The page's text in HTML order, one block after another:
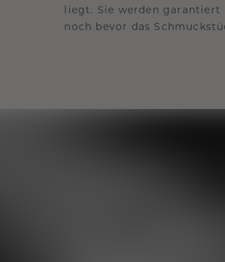
liegt. Sie werden garantiert
noch bevor das